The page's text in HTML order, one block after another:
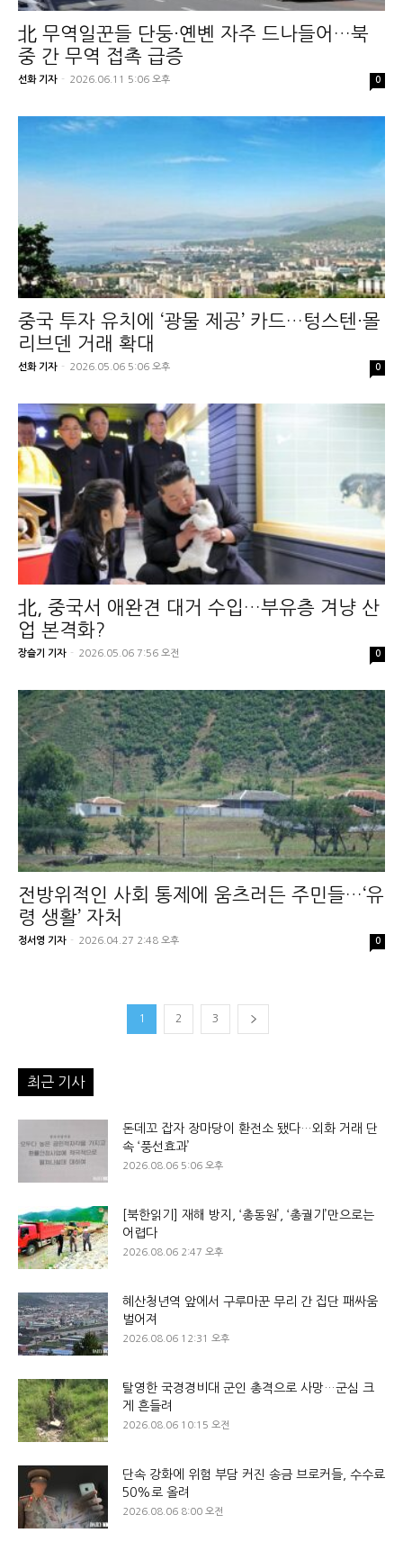
北 무역일꾼들 단둥·옌볜 자주 드나들어…북
중 간 무역 접촉 급증
선화 기자 - 2026.06.11 5:06 오후 0
중국 투자 유치에 ‘광물 제공’ 카드…텅스텐·몰
리브덴 거래 확대
선화 기자 - 2026.05.06 5:06 오후 0
北, 중국서 애완견 대거 수입…부유층 겨냥 산
업 본격화?
장슬기 기자 - 2026.05.06 7:56 오전 0
전방위적인 사회 통제에 움츠러든 주민들…‘유
령 생활’ 자처
정서영 기자 - 2026.04.27 2:48 오후 0
1 2 3
최근 기사
돈데꼬 잡자 장마당이 환전소 됐다…외화 거래 단
속 ‘풍선효과’
2026.08.06 5:06 오후
[북한읽기] 재해 방지, ‘총동원’, ‘총궐기’만으로는
어렵다
2026.08.06 2:47 오후
혜산청년역 앞에서 구루마꾼 무리 간 집단 패싸움
벌어져
2026.08.06 12:31 오후
탈영한 국경경비대 군인 총격으로 사망…군심 크
게 흔들려
2026.08.06 10:15 오전
단속 강화에 위험 부담 커진 송금 브로커들, 수수료
50%로 올려
2026.08.06 8:00 오전